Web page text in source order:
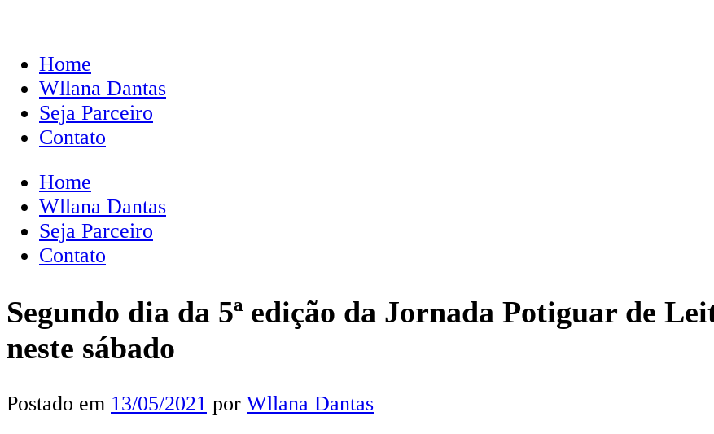
Home
Wllana Dantas
Seja Parceiro
Contato
Home
Wllana Dantas
Seja Parceiro
Contato
Segundo dia da 5ª edição da Jornada Potiguar de
neste sábado
Postado em 13/05/2021 por Wllana Dantas